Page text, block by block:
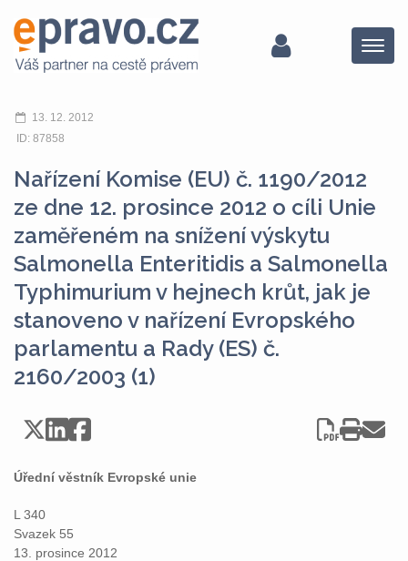
Menu
13. 12. 2012
ID: 87858
Nařízení Komise (EU) č. 1190/2012
ze dne 12. prosince 2012 o cíli Unie
zaměřeném na snížení výskytu
Salmonella Enteritidis a Salmonella
Typhimurium v hejnech krůt, jak je
stanoveno v nařízení Evropského
parlamentu a Rady (ES) č.
2160/2003 (1)
Úřední věstník Evropské unie
L 340
Svazek 55
13. prosince 2012